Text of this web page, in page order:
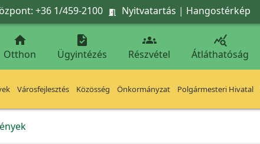
+36 1/459-2100  Nyitvatartás | Hangostérkép

Otthon

Ügyintézés

Részvétel

Átláthatóság
Városfejlesztés Közösség Önkormányzat Polgármesteri Hivatal